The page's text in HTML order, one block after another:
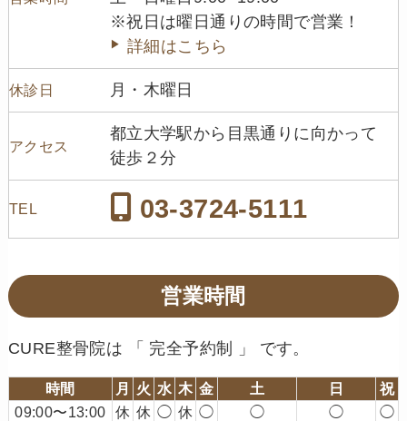
※祝日は曜日通りの時間で営業！
詳細はこちら
休診日 月・木曜日
アクセス
都立大学駅から目黒通りに向かって
徒歩２分
TEL 03-3724-5111
営業時間
CURE整骨院は 「 完全予約制 」 です。
時間 月 火 水 木 金 土 日
祝
09:00〜13:00
休 休 ◯ 休 ◯ ◯ ◯
◯